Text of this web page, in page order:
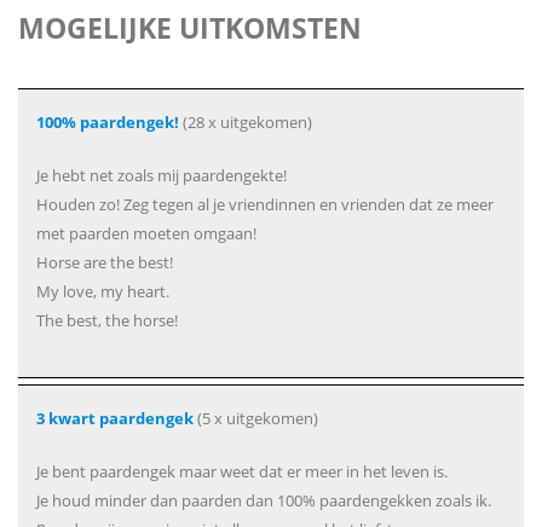
MOGELIJKE UITKOMSTEN
100% paardengek! (28 x uitgekomen)
Je hebt net zoals mij paardengekte!
Houden zo! Zeg tegen al je vriendinnen en vrienden dat ze meer
met paarden moeten omgaan!
Horse are the best!
My love, my heart.
The best, the horse!
3 kwart paardengek(5 x uitgekomen)
Je bent paardengek maar weet dat er meer in het leven is.
Je houd minder dan paarden dan 100% paardengekken zoals ik.